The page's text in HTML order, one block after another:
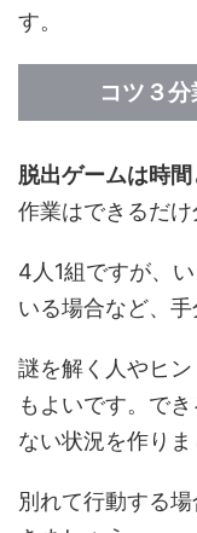
す。
コツ３
脱出ゲームは時
作業はできるだけ
4人1組ですが、
いる場合など、手
謎を解く人やヒ
もよいです。で
ない状況を作りま
別れて行動する